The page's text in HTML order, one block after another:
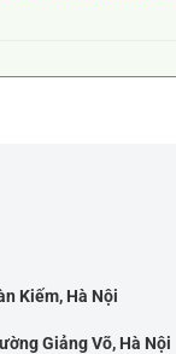
Kiếm, Hà Nội
Giảng Võ, Hà Nội